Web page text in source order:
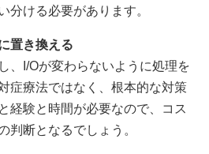
分ける必要があります。
置き換える
、I/Oが変わらないように処理を
症療法ではなく、根本的な対策
経験と時間が必要なので、コス
判断となるでしょう。